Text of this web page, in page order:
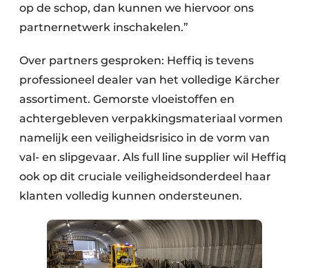
op de schop, dan kunnen we hiervoor ons
partnernetwerk inschakelen.”
Over partners gesproken: Heffiq is tevens
professioneel dealer van het volledige Kärcher
assortiment. Gemorste vloeistoffen en
achtergebleven verpakkingsmateriaal vormen
namelijk een veiligheidsrisico in de vorm van
val- en slipgevaar. Als full line supplier wil Heffiq
ook op dit cruciale veiligheidsonderdeel haar
klanten volledig kunnen ondersteunen.